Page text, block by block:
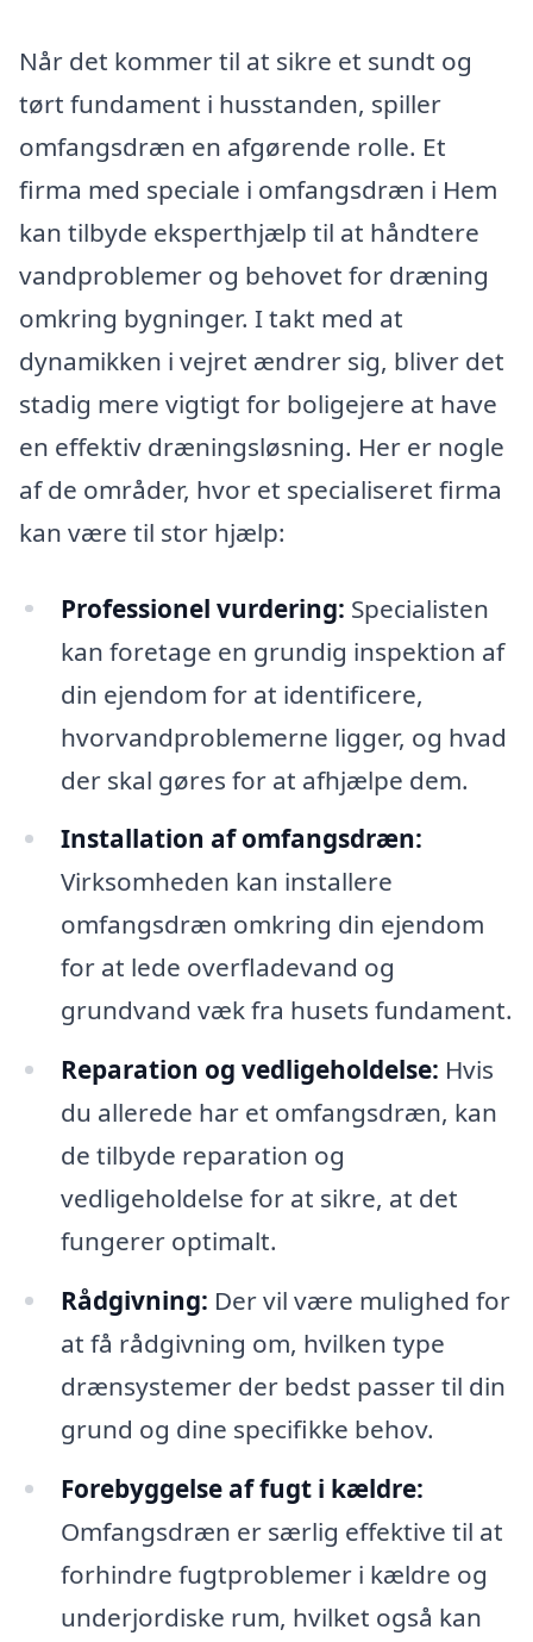
Når det kommer til at sikre et sundt og
tørt fundament i husstanden, spiller
omfangsdræn en afgørende rolle. Et
firma med speciale i omfangsdræn i Hem
kan tilbyde eksperthjælp til at håndtere
vandproblemer og behovet for dræning
omkring bygninger. I takt med at
dynamikken i vejret ændrer sig, bliver det
stadig mere vigtigt for boligejere at have
en effektiv dræningsløsning. Her er nogle
af de områder, hvor et specialiseret firma
kan være til stor hjælp:
Professionel vurdering: Specialisten
kan foretage en grundig inspektion af
din ejendom for at identificere,
hvorvandproblemerne ligger, og hvad
der skal gøres for at afhjælpe dem.
Installation af omfangsdræn:
Virksomheden kan installere
omfangsdræn omkring din ejendom
for at lede overfladevand og
grundvand væk fra husets fundament.
Reparation og vedligeholdelse: Hvis
du allerede har et omfangsdræn, kan
de tilbyde reparation og
vedligeholdelse for at sikre, at det
fungerer optimalt.
Rådgivning: Der vil være mulighed for
at få rådgivning om, hvilken type
drænsystemer der bedst passer til din
grund og dine specifikke behov.
Forebyggelse af fugt i kældre:
Omfangsdræn er særlig effektive til at
forhindre fugtproblemer i kældre og
underjordiske rum, hvilket også kan